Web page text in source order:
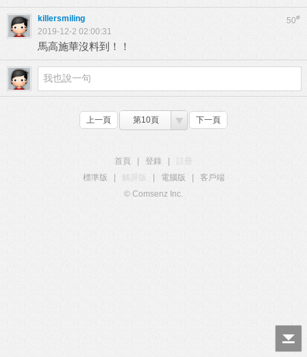
50#
killersmiling
2019-12-2 02:00:31
馬高施華沒料到！！
上一頁 第10頁 下一頁
首頁 登錄
標準版
觸屏版 電腦版
客戶端
© Comsenz Inc.